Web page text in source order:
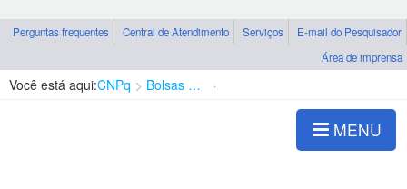
Perguntas frequentes Central de Atendimento Serviços
E-mail do Pesquisador
Área de imprensa
Você está aqui:CNPq Bolsas e Auxílios Vigentes
MENU